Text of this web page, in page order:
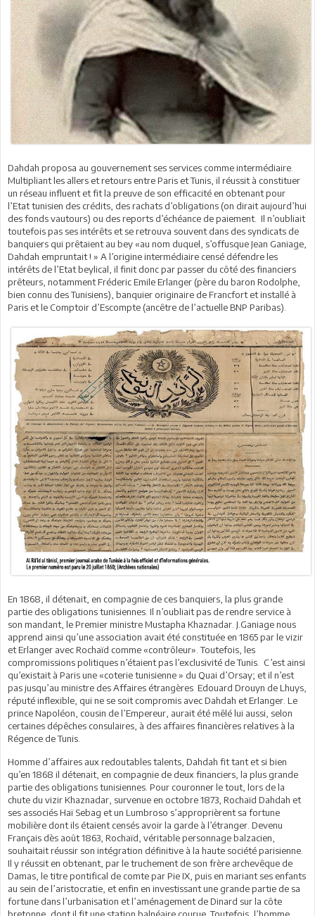
Dahdah proposa au gouvernement ses services comme intermédiaire.
Multipliant les allers et retours entre Paris et Tunis, il réussit à constituer
un réseau influent et fit la preuve de son efficacité en obtenant pour
l’Etat tunisien des crédits, des rachats d’obligations (on dirait aujourd’hui
des fonds vautours) ou des reports d’échéance de paiement. Il n’oubliait
toutefois pas ses intérêts et se retrouva souvent dans des syndicats de
banquiers qui prêtaient au bey «au nom duquel, s’offusque Jean Ganiage,
Dahdah empruntait ! » A l’origine intermédiaire censé défendre les
intérêts de l’Etat beylical, il finit donc par passer du côté des financiers
prêteurs, notamment Fréderic Emile Erlanger (père du baron Rodolphe,
bien connu des Tunisiens), banquier originaire de Francfort et installé à
Paris et le Comptoir d’Escompte (ancêtre de l’actuelle BNP Paribas).
En 1868, il détenait, en compagnie de ces banquiers, la plus grande
partie des obligations tunisiennes. Il n’oubliait pas de rendre service à
son mandant, le Premier ministre Mustapha Khaznadar. J.Ganiage nous
apprend ainsi qu’une association avait été constituée en 1865 par le vizir
et Erlanger avec Rochaïd comme «contrôleur». Toutefois, les
compromissions politiques n’étaient pas l’exclusivité de Tunis. C’est ainsi
qu’existait à Paris une «coterie tunisienne » du Quai d’Orsay; et il n’est
pas jusqu’au ministre des Affaires étrangères Edouard Drouyn de Lhuys,
réputé inflexible, qui ne se soit compromis avec Dahdah et Erlanger. Le
prince Napoléon, cousin de l’Empereur, aurait été mêlé lui aussi, selon
certaines dépêches consulaires, à des affaires financières relatives à la
Régence de Tunis.
Homme d’affaires aux redoutables talents, Dahdah fit tant et si bien
qu’en 1868 il détenait, en compagnie de deux financiers, la plus grande
partie des obligations tunisiennes. Pour couronner le tout, lors de la
chute du vizir Khaznadar, survenue en octobre 1873, Rochaïd Dahdah et
ses associés Haï Sebag et un Lumbroso s’approprièrent sa fortune
mobilière dont ils étaient censés avoir la garde à l’étranger. Devenu
Français dès août 1863, Rochaïd, véritable personnage balzacien,
souhaitait réussir son intégration définitive à la haute société parisienne.
Il y réussit en obtenant, par le truchement de son frère archevêque de
Damas, le titre pontifical de comte par Pie IX, puis en mariant ses enfants
au sein de l’aristocratie, et enfin en investissant une grande partie de sa
fortune dans l’urbanisation et l’aménagement de Dinard sur la côte
bretonne, dont il fit une station balnéaire courue. Toutefois, l’homme